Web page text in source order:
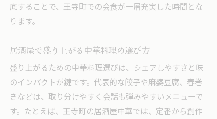
底することで、王寺町での会食が一層充実した時間とな
ります。
居酒屋で盛り上がる中華料理の選び方
盛り上がるための中華料理選びは、シェアしやすさと味
のインパクトが鍵です。代表的な餃子や麻婆豆腐、春巻
きなどは、取り分けやすく会話も弾みやすいメニューで
す。たとえば、王寺町の居酒屋中華では、定番から創作